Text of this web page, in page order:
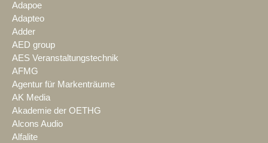
Adapoe
Adapteo
Adder
AED group
AES Veranstaltungstechnik
AFMG
Agentur für Markenträume
AK Media
Akademie der OETHG
Alcons Audio
Alfalite